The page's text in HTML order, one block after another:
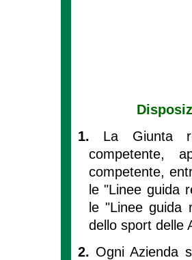
1. La Giunta
competente,
competente,
le "Linee guida
le "Linee guida
dello sport delle
2. Ogni Azienda